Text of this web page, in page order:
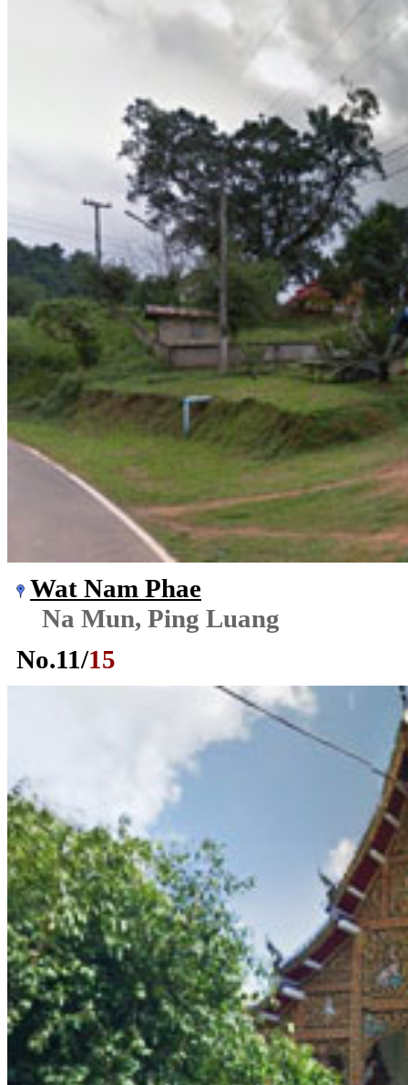
Wat Nam Phae
Na Mun, Ping Luang
No.11/15